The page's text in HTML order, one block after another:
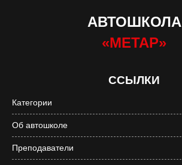
АВТОШКОЛА
«МЕТАР»
ССЫЛКИ
Категории
Об автошколе
Преподаватели